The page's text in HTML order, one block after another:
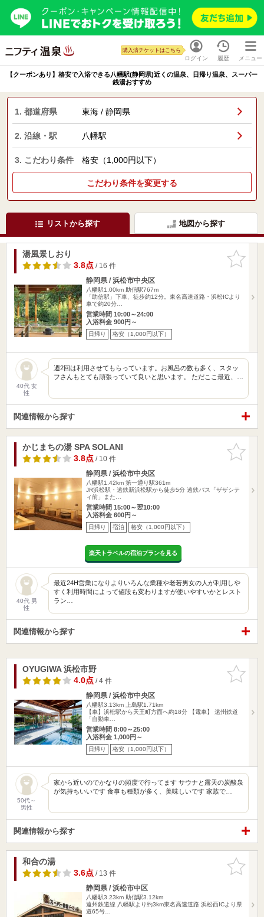
ログイン
購入済チケットはこちら
履歴 メニュー
【クーポンあり】格安で入浴できる八幡駅(静岡県)近くの温泉、日帰り温泉、スーパー
銭湯おすすめ
1. 都道府県 東海 / 静岡県
2. 沿線・駅 八幡駅
3. こだわり条件 格安（1,000円以下）
こだわり条件を変更する
リストから探す 地図から探す
お気に入
りに追加
湯風景しおり
3.8点/ 16 件
静岡県 / 浜松市中央区
八幡駅1.00km 助信駅767m
「助信駅」下車、徒歩約12分。東名高速道路・浜松ICより
車で約20分…
営業時間 10:00～24:00
入浴料金 900円～
日帰り 格安（1,000円以下）
40代 女
性
週2回は利用させてもらっています。お風呂の数も多く、スタッ
フさんもとても頑張っていて良いと思います。 ただここ最近、…
関連情報から探す
お気に入
りに追加
かじまちの湯 SPA SOLANI
3.8点/ 10 件
静岡県 / 浜松市中央区
八幡駅1.42km 第一通り駅361m
JR浜松駅・遠鉄新浜松駅から徒歩5分 遠鉄バス「ザザシテ
ィ前」また…
営業時間 15:00～翌10:00
入浴料金 600円～
日帰り 宿泊 格安（1,000円以下）
楽天トラベルの宿泊プランを見る
40代 男
性
最近24H営業になりよりいろんな業種や老若男女の人が利用しや
すく利用時間によって値段も変わりますが使いやすいかとレスト
ラン…
関連情報から探す
お気に入
りに追加
OYUGIWA 浜松市野
4.0点/ 4 件
静岡県 / 浜松市中央区
八幡駅3.13km
上島駅1.71km
【車】浜松駅から天王町方面へ約18分 【電車】 遠州鉄道
「自動車…
営業時間 8:00～25:00
入浴料金 1,000円～
日帰り 格安（1,000円以下）
50代～
男性
家から近いのでかなりの頻度で行ってます サウナと露天の炭酸泉
が気持ちいいです 食事も種類が多く、美味しいです 家族で…
関連情報から探す
お気に入
りに追加
和合の湯
3.6点/ 13 件
静岡県 / 浜松市中区
八幡駅3.23km 助信駅3.12km
遠州鉄道線 八幡駅より約3km東名高速道路 浜松西ICより県
道65号…